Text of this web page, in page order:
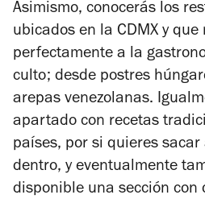
Asimismo, conocerás los
ubicados en la CDMX y que
perfectamente a la
culto; desde postres
arepas venezolanas.
apartado con recetas
países, por si quieres
dentro, y eventualmente
disponible una sección con